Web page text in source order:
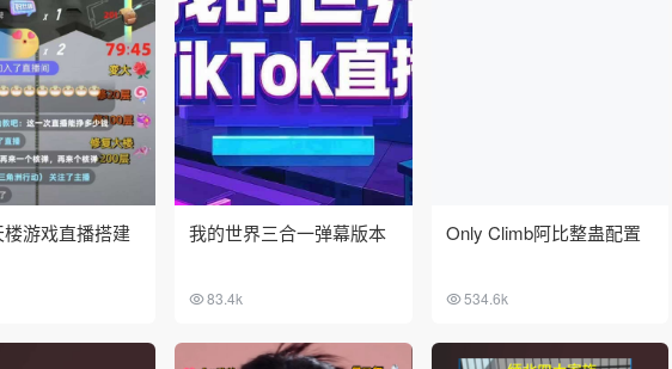
游戏直播搭建 我的世界三合一弹幕版本
83.4k
Only Climb阿比整蛊配置
534.6k